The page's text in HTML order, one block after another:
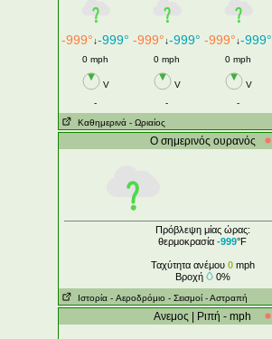
-999°↓-999° -999°↓-999° -999°↓-999°
0 mph 0 mph 0 mph
V V V
-
- -
Καθημερινά - Ωριαίος
Ο σημερινός ουρανός
Πρόβλεψη μίας ώρας:
θερμοκρασία -999°F
Ταχύτητα ανέμου 0mph
Βροχή
0%
Ιστορία - Aεροδρόμιο - Σεισμοί - Αστραπή
Ανεμος | Ριπή - mph